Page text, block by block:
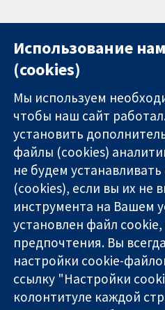
Использование
(cookies)
Мы используем
чтобы наш сайт
установить
файлы (cookies)
не будем
(cookies), если вы их не
инструмента на Вашем
установлен файл
предпочтения. Вы
настройки cookie-
ссылку "Настройки
колонтитуле каждой